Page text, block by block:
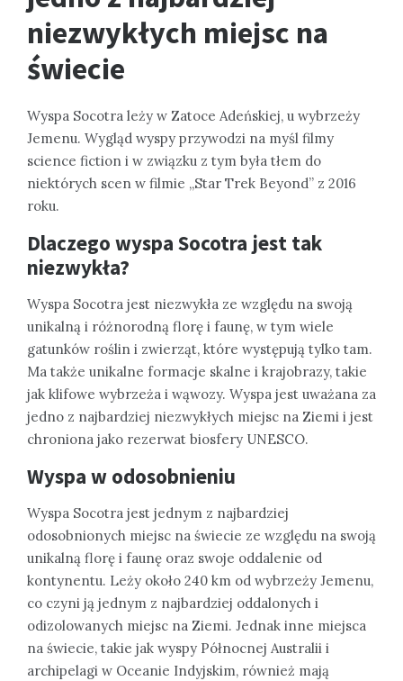
niezwykłych miejsc na
świecie
Wyspa Socotra leży w Zatoce Adeńskiej, u wybrzeży
Jemenu. Wygląd wyspy przywodzi na myśl filmy
science fiction i w związku z tym była tłem do
niektórych scen w filmie „Star Trek Beyond” z 2016
roku.
Dlaczego wyspa Socotra jest tak
niezwykła?
Wyspa Socotra jest niezwykła ze względu na swoją
unikalną i różnorodną florę i faunę, w tym wiele
gatunków roślin i zwierząt, które występują tylko tam.
Ma także unikalne formacje skalne i krajobrazy, takie
jak klifowe wybrzeża i wąwozy. Wyspa jest uważana za
jedno z najbardziej niezwykłych miejsc na Ziemi i jest
chroniona jako rezerwat biosfery UNESCO.
Wyspa w odosobnieniu
Wyspa Socotra jest jednym z najbardziej
odosobnionych miejsc na świecie ze względu na swoją
unikalną florę i faunę oraz swoje oddalenie od
kontynentu. Leży około 240 km od wybrzeży Jemenu,
co czyni ją jednym z najbardziej oddalonych i
odizolowanych miejsc na Ziemi. Jednak inne miejsca
na świecie, takie jak wyspy Północnej Australii i
archipelagi w Oceanie Indyjskim, również mają